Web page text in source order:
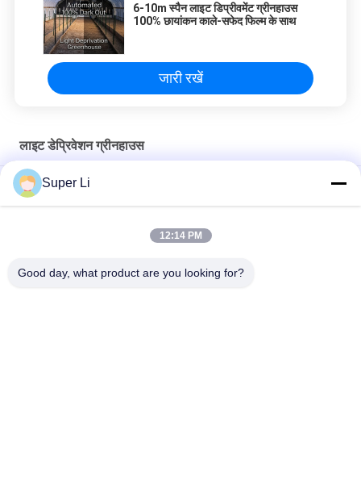
6-10m स्पैन लाइट डिप्रीवमेंट ग्रीनहाउस
100% छायांकन काले-सफेद फिल्म के साथ
जारी रखें
लाइट डेप्रिवेशन ग्रीनहाउस
१०-१०० एम प्रकाश की कमी ग्रीनहाउस १००% छायांकन काली-सफेद फिल्म के साथ
टॉप वेंटिलेशन
Super Li
12:14 PM
Good day, what product are you looking for?